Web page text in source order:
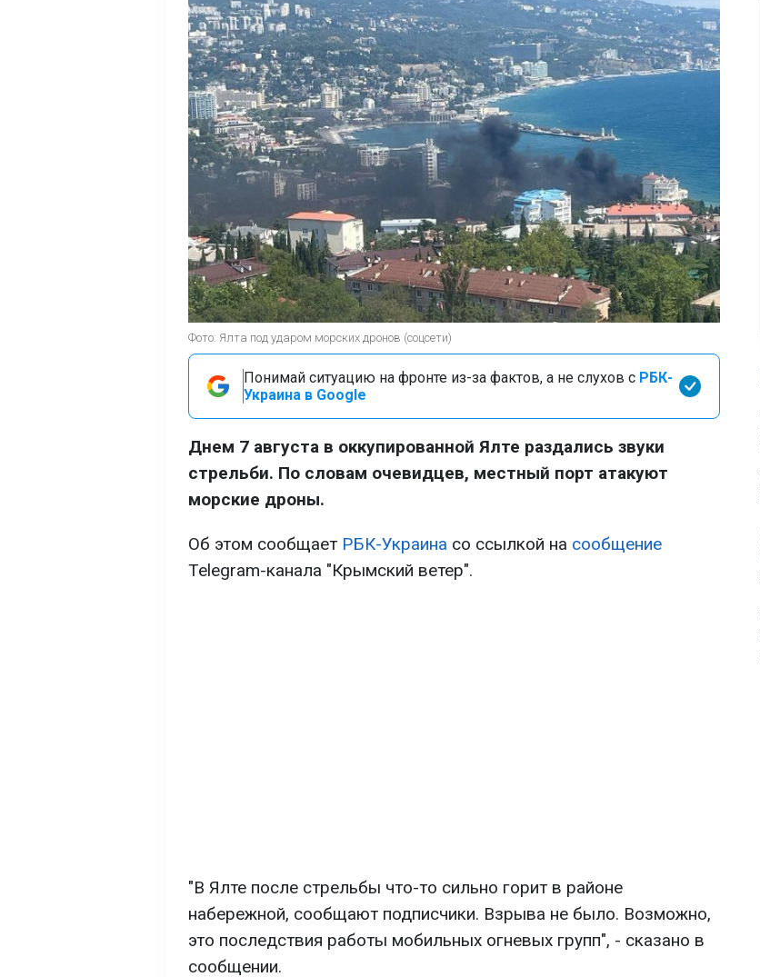
Фото: Ялта под ударом морских дронов (соцсети)
Понимай ситуацию на фронте из-за фактов, а не слухов с РБК-
Украина в Google
Днем 7 августа в оккупированной Ялте раздались звуки
стрельби. По словам очевидцев, местный порт атакуют
морские дроны.
Об этом сообщает РБК-Украина со ссылкой на сообщение
Telegram-канала "Крымский ветер".
"В Ялте после стрельбы что-то сильно горит в районе
набережной, сообщают подписчики. Взрыва не было. Возможно,
это последствия работы мобильных огневых групп", - сказано в
сообщении.